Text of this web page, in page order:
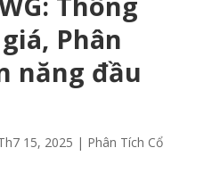
Phân
năng đầu
15, 2025 | Phân Tích Cổ